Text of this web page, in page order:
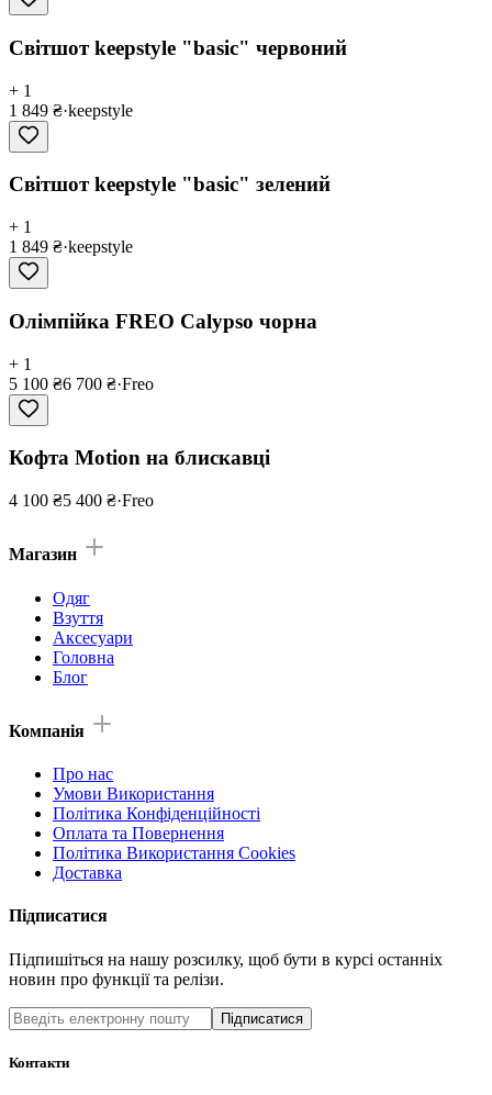
Світшот keepstyle "basic" червоний
+ 1
1 849 ₴·keepstyle
Світшот keepstyle "basic" зелений
+ 1
1 849 ₴·keepstyle
Олімпійка FREO Calypso чорнa
+ 1
5 100 ₴6 700 ₴·Freo
Кофта Motion на блискавці
4 100 ₴5 400 ₴·Freo
Магазин
Одяг
Взуття
Аксесуари
Головна
Блог
Компанія
Про нас
Умови Використання
Політика Конфіденційності
Оплата та Повернення
Політика Використання Cookies
Доставка
Підписатися
Підпишіться на нашу розсилку, щоб бути в курсі останніх
новин про функції та релізи.
Підписатися
Контакти